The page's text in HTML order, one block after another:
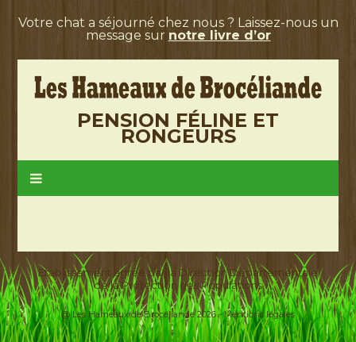
Votre chat a séjourné chez nous ? Laissez-nous un
message sur notre livre d’or
PENSION FÉLINE ET
RONGEURS
Etablissement agréé par la Direction Départementale
de la Protection des Populations
@ Les Hameaux de Brocéliande 2026 -Mentions légales